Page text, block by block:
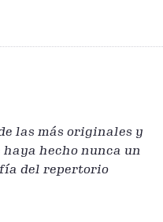
las más originales y
haya hecho nunca un
del repertorio